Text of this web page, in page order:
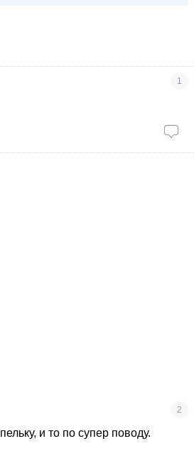
1
2
и то по супер поводу.